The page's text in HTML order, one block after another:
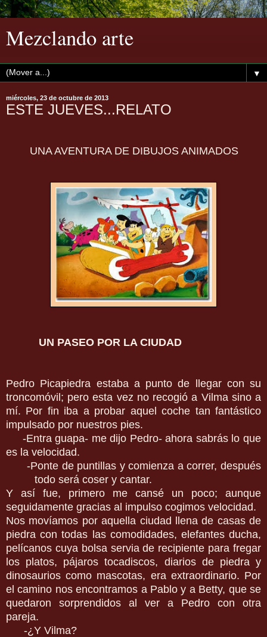
Mezclando arte
▼
miércoles, 23 de octubre de 2013
ESTE JUEVES...RELATO
UNA AVENTURA DE DIBUJOS ANIMADOS
UN PASEO POR LA CIUDAD
Pedro Picapiedra estaba a punto de llegar con su
troncomóvil; pero esta vez no recogió a Vilma sino a
mí. Por fin iba a probar aquel coche tan fantástico
impulsado por nuestros pies.
-Entra guapa- me dijo Pedro- ahora sabrás lo que
es la velocidad.
-Ponte de puntillas y comienza a correr, después
todo será coser y cantar.
Y así fue, primero me cansé un poco; aunque
seguidamente gracias al impulso cogimos velocidad.
Nos movíamos por aquella ciudad llena de casas de
piedra con todas las comodidades, elefantes ducha,
pelícanos cuya bolsa servia de recipiente para fregar
los platos, pájaros tocadiscos, diarios de piedra y
dinosaurios como mascotas, era extraordinario. Por
el camino nos encontramos a Pablo y a Betty, que se
quedaron sorprendidos al ver a Pedro con otra
pareja.
-¿Y Vilma?